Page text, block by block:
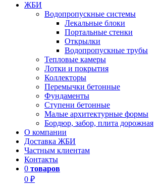
ЖБИ
Водопропускные системы
Лекальные блоки
Портальные стенки
Открылки
Водопропускные трубы
Тепловые камеры
Лотки и покрытия
Коллекторы
Перемычки бетонные
Фундаменты
Ступени бетонные
Малые архитектурные формы
Бордюр, забор, плита дорожная
О компании
Доставка ЖБИ
Частным клиентам
Контакты
0 товаров
0 ₽